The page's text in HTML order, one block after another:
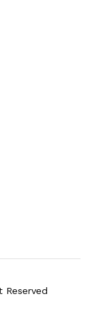
Reserved